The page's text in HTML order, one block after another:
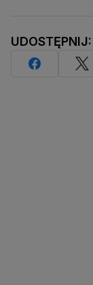
UDOSTĘPNIJ: